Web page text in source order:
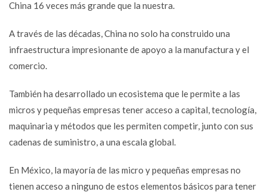
China 16 veces más grande que la nuestra.
A través de las décadas, China no solo ha construido una
infraestructura impresionante de apoyo a la manufactura y el
comercio.
También ha desarrollado un ecosistema que le permite a las
micros y pequeñas empresas tener acceso a capital, tecnología,
maquinaria y métodos que les permiten competir, junto con sus
cadenas de suministro, a una escala global.
En México, la mayoría de las micro y pequeñas empresas no
tienen acceso a ninguno de estos elementos básicos para tener